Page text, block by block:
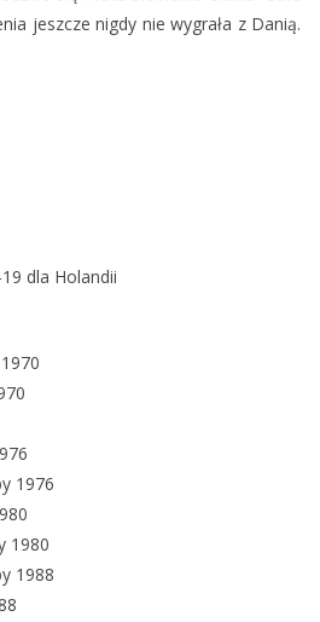
jeszcze nigdy nie wygrała z Danią.
dla Holandii
1976
1980
1988